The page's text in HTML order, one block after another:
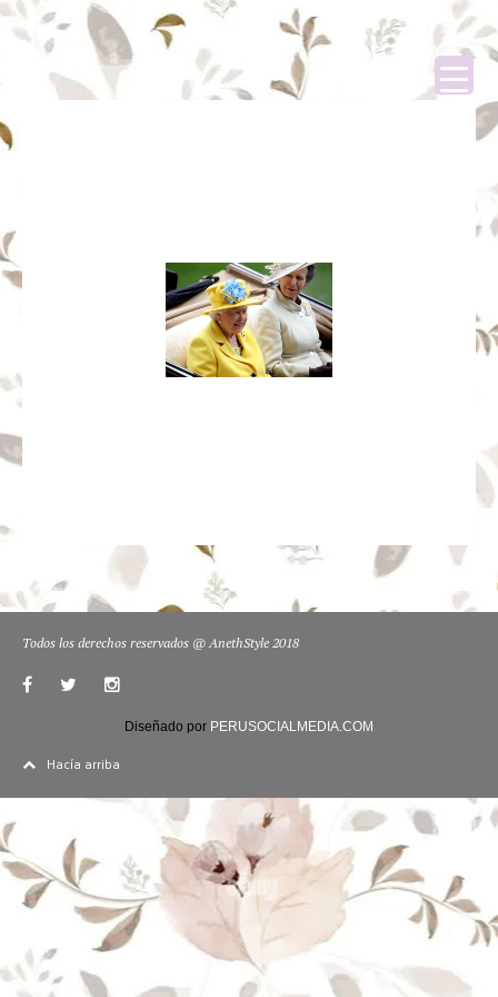
Todos los derechos reservados @ AnethStyle 2018
Diseñado por PERUSOCIALMEDIA.COM
Hacía arriba